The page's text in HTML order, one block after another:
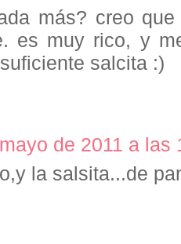
más? creo
es muy rico, y
salcita :)
de 2011 a las
la salsita...de